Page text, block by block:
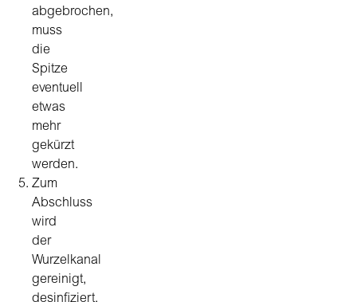
abgebrochen,
muss
die
Spitze
eventuell
etwas
mehr
gekürzt
werden.
Zum
Abschluss
wird
der
Wurzelkanal
gereinigt,
desinfiziert,